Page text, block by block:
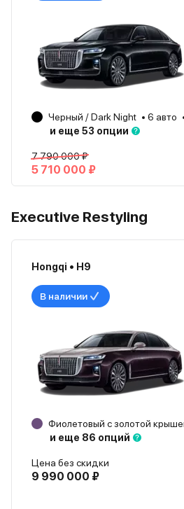
Черный / Dark Night 6 авто
и еще 53 опции
7 790 000 ₽
5 710 000 ₽
Executive Restyling
Hongqi • H9
В наличии
Фиолетовый с золотой
и еще 86 опций
Цена без скидки
9 990 000 ₽